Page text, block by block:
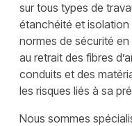
sur tous types de
étanchéité et
normes de sécurité
au retrait des fibres
conduits et des
les risques liés à sa
Nous sommes